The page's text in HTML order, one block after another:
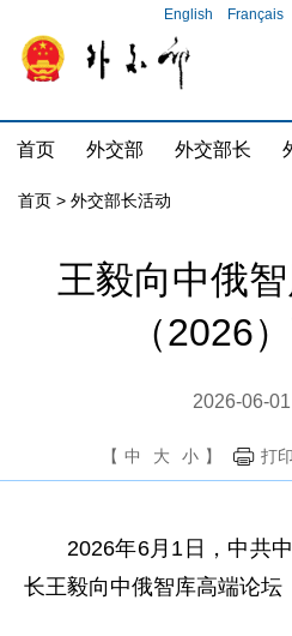
English Français
首页 外交部 外交部长
首页 > 外交部长活动
王毅向中俄
（2026
2026-06-
【 中 大 小 】 打印
2026年6月1日，中共
长王毅向中俄智库高端论坛